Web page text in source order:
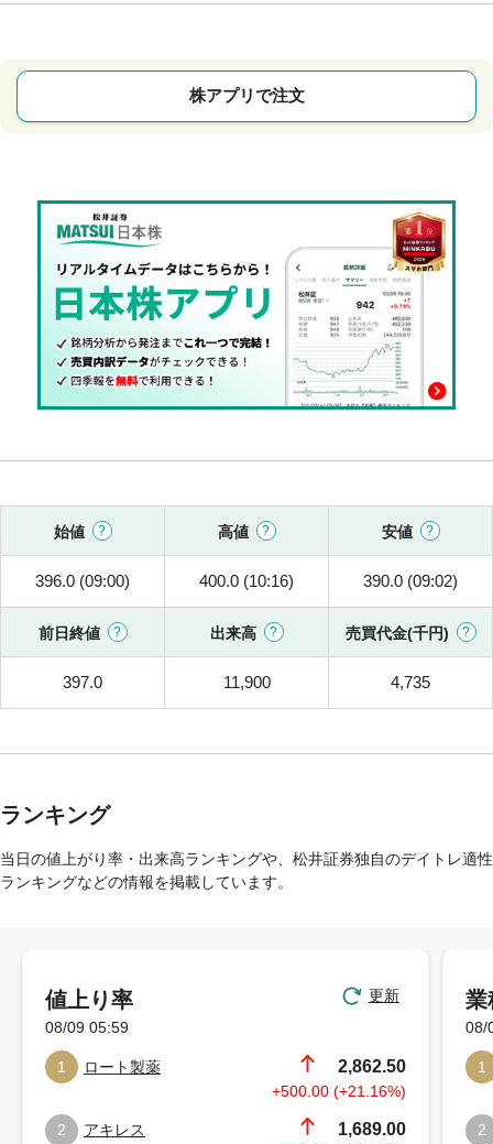
株アプリで注文
始値 高値 安値
396.0 (09:00) 400.0 (10:16) 390.0 (09:02)
前日終値 出来高 売買代金(千円)
397.0 11,900 4,735
ランキング
当日の値上がり率・出来高ランキングや、松井証券独自のデイトレ適性
ランキングなどの情報を掲載しています。